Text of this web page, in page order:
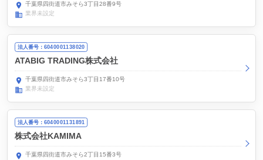
千葉県四街道市みそら3丁目28番9号
業界未設定
法人番号：6040001138020
ATABIG TRADING株式会社
千葉県四街道市みそら3丁目17番10号
業界未設定
法人番号：6040001131891
株式会社KAMIMA
千葉県四街道市みそら2丁目15番3号